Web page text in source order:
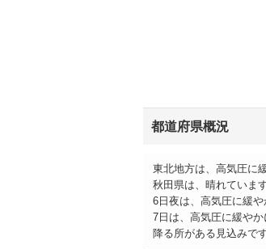
都道府県概況
東北地方は、高気圧に
秋田県は、晴れています
6日夜は、高気圧に緩や
7日は、高気圧に緩や
降る所がある見込みです